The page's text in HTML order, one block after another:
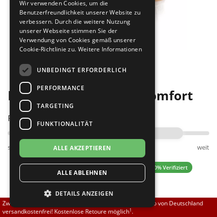
Brautschuhe
Sneaker
Übergrößen 43-44
Flexerinas
Merlet
Nueva Epoca
RayRose
Rummos
Rumpf
SoDanca
TopTanz
Bilder
Diamant 035-012-462 comfort
Passt am besten bei Fußweite:
schmal normal weit
5.00 (4 Bewertungen) ✓ 100% Verifiziert
139,50 EUR
Zwischen 70,00 EUR und 800,00 EUR liefern wir innerhalb von Deutschland
versandkostenfrei! Kostenlose Retoure möglich1.
Wir verwenden Cookies, um die
Benutzerfreundlichkeit unserer Website zu
verbessern. Durch die weitere Nutzung
unserer Webseite stimmen Sie der
Verwendung von Cookies gemäß unserer
Cookie-Richtlinie zu. Weitere Informationen
UNBEDINGT ERFORDERLICH
PERFORMANCE
TARGETING
FUNKTIONALITÄT
ALLE AKZEPTIEREN
ALLE ABLEHNEN
DETAILS ANZEIGEN